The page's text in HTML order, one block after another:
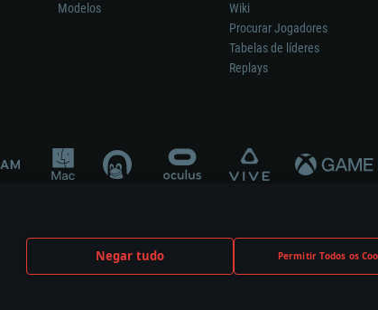
Negar tudo Permitir Todos os
Modelos
Wiki
Procurar Jogadores
Tabelas de líderes
Replays
no desenvolvimento, patrocínio ou aval do respetivo construtor.
their respective owners.